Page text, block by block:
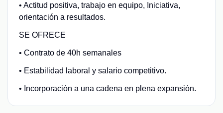
• Actitud positiva, trabajo en equipo, Iniciativa,
orientación a resultados.
SE OFRECE
• Contrato de 40h semanales
• Estabilidad laboral y salario competitivo.
• Incorporación a una cadena en plena expansión.